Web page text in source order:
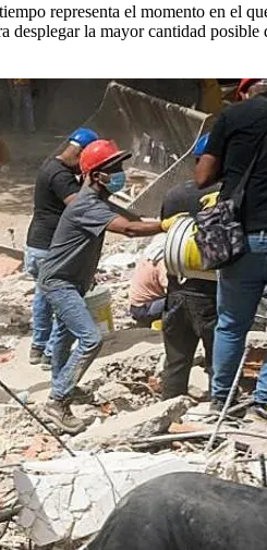
representa el momento en el
desplegar la mayor cantidad posible